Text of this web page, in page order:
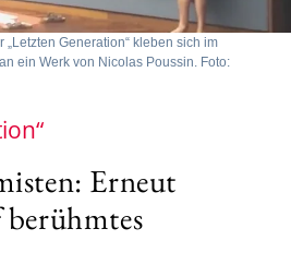
Generation“ kleben sich im
ein Werk von Nicolas Poussin. Foto:
Erneut